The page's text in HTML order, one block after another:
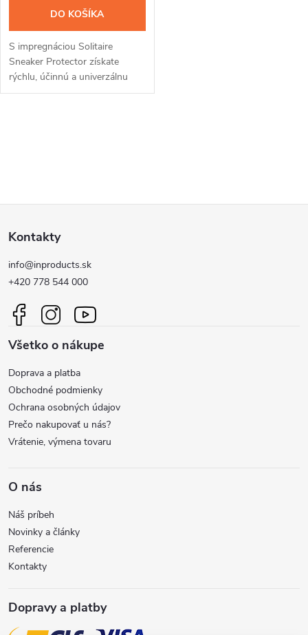
DO KOŠÍKA
S impregnáciou Solitaire
Sneaker Protector získate
rýchlu, účinnú a univerzálnu
impregnáciu, ktorá ochráni vašu
d
a
c
e
p
r
v
y
v
ý
p
i
á
p
ä
e
Kontakty
info@inproducts.sk
+420 778 544 000
Všetko o nákupe
Doprava a platba
Obchodné podmienky
Ochrana osobných údajov
Prečo nakupovať u nás?
Vrátenie, výmena tovaru
O nás
Náš príbeh
Novinky a články
Referencie
Kontakty
Dopravy a platby